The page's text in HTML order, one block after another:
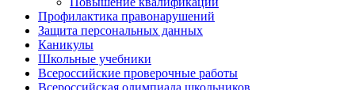
Профилактика правонарушений
Защита персональных данных
Каникулы
Школьные учебники
Всероссийские проверочные работы
Всероссийская олимпиада школьников